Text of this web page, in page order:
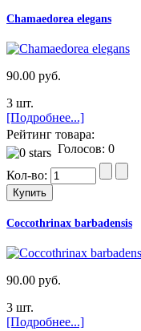
Chamaedorea elegans
90.00 руб.
3 шт.
[Подробнее...]
Рейтинг товара:
Голосов: 0
Кол-во:
Coccothrinax barbadensis
90.00 руб.
3 шт.
[Подробнее...]